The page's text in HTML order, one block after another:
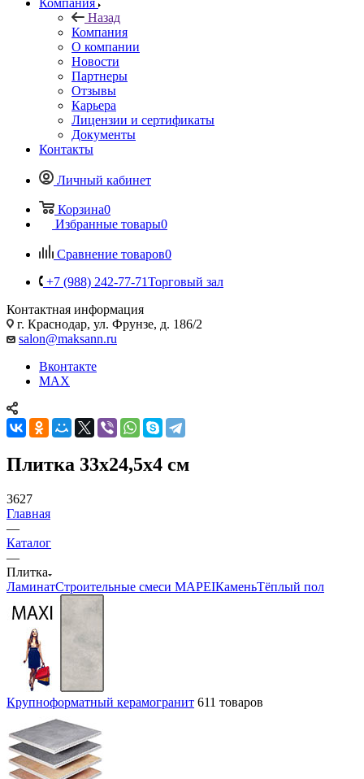
Компания
Назад
Компания
О компании
Новости
Партнеры
Отзывы
Карьера
Лицензии и сертификаты
Документы
Контакты
Личный кабинет
Корзина0
Избранные товары0
Сравнение товаров0
+7 (988) 242-77-71Торговый зал
Контактная информация
г. Краснодар, ул. Фрунзе, д. 186/2
salon@maksann.ru
Вконтакте
MAX
Плитка 33х24,5х4 см
3627
Главная
—
Каталог
—
Плитка
ЛаминатСтроительные смеси MAPEIКаменьТёплый пол
Крупноформатный керамогранит 611 товаров